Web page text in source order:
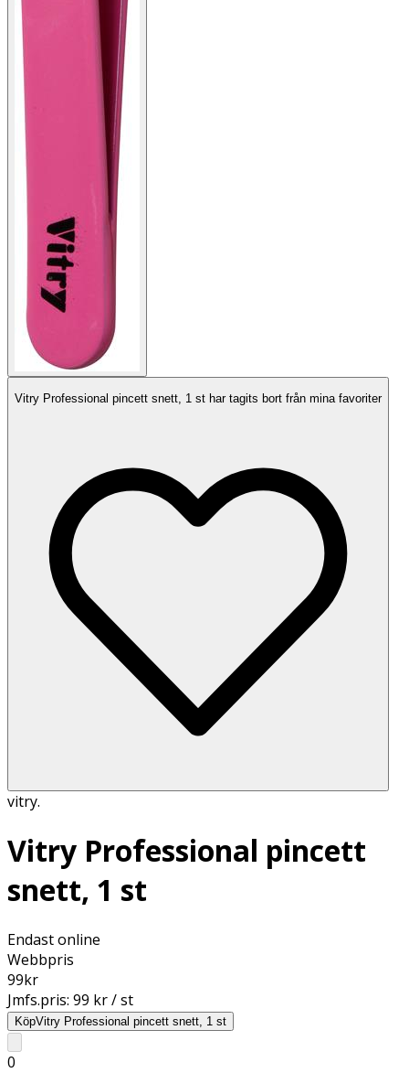
Vitry Professional pincett snett, 1 st har tagits bort från mina favoriter
vitry.
Vitry Professional pincett
snett, 1 st
Endast online
Webbpris
99kr
Jmfs.pris: 99 kr / st
KöpVitry Professional pincett snett, 1 st
0